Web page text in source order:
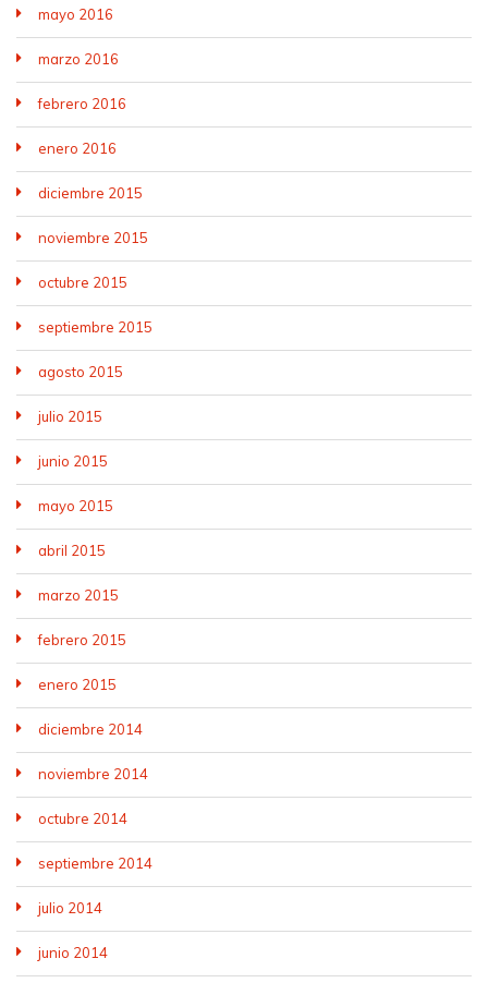
mayo 2016
marzo 2016
febrero 2016
enero 2016
diciembre 2015
noviembre 2015
octubre 2015
septiembre 2015
agosto 2015
julio 2015
junio 2015
mayo 2015
abril 2015
marzo 2015
febrero 2015
enero 2015
diciembre 2014
noviembre 2014
octubre 2014
septiembre 2014
julio 2014
junio 2014